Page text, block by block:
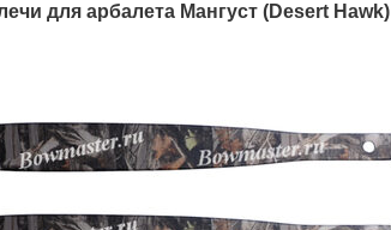
для арбалета Мангуст (Desert Hawk)